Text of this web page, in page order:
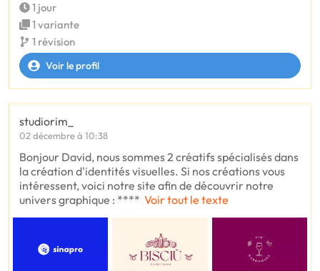
1 jour
1 variante
1 révision
Voir le profil
studiorim_
02 décembre à 10:38
Bonjour David, nous sommes 2 créatifs spécialisés dans
la création d'identités visuelles. Si nos créations vous
intéressent, voici notre site afin de découvrir notre
univers graphique : **** Voir tout le texte